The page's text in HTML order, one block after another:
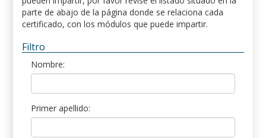
parte de abajo de la página donde se relaciona cada
certificado, con los módulos que puede impartir.
Filtro
Nombre:
Primer apellido: